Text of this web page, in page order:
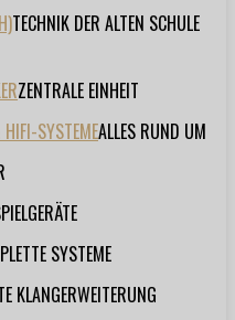
TECHNIK DER ALTEN SCHULE
ZENTRALE EINHEIT
SYSTEMEALLES RUND UM
SYSTEME
KLANGERWEITERUNG